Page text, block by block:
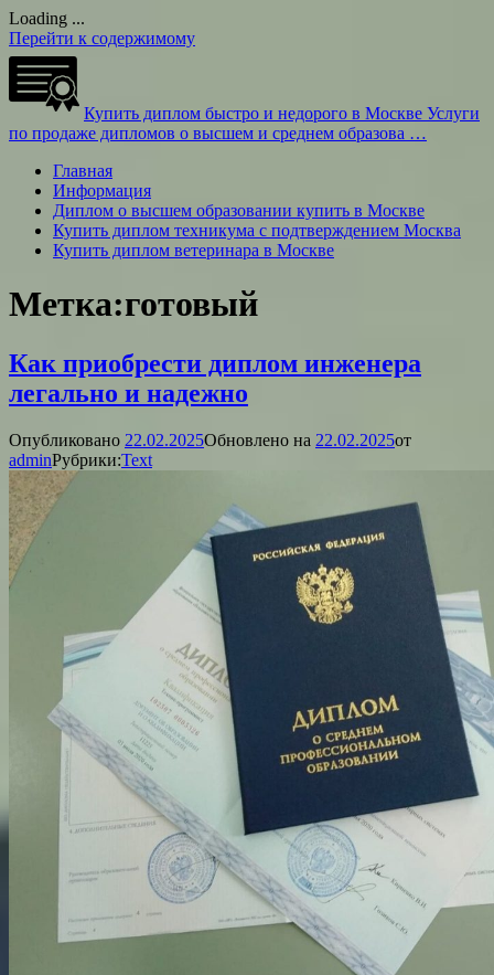
Loading ...
Перейти к содержимому
Купить диплом быстро и недорого в Москве Услуги
по продаже дипломов о высшем и среднем образова …
Главная
Информация
Диплом о высшем образовании купить в Москве
Купить диплом техникума с подтверждением Москва
Купить диплом ветеринара в Москве
Метка:готовый
Как приобрести диплом инженера
легально и надежно
Опубликовано 22.02.2025Обновлено на 22.02.2025от
adminРубрики:Text